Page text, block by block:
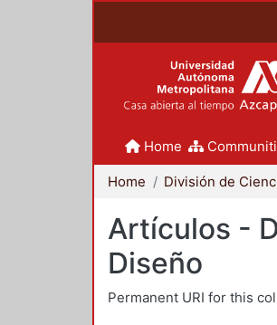
Home
Home
Artículos -
Diseño
Permanent URI for this